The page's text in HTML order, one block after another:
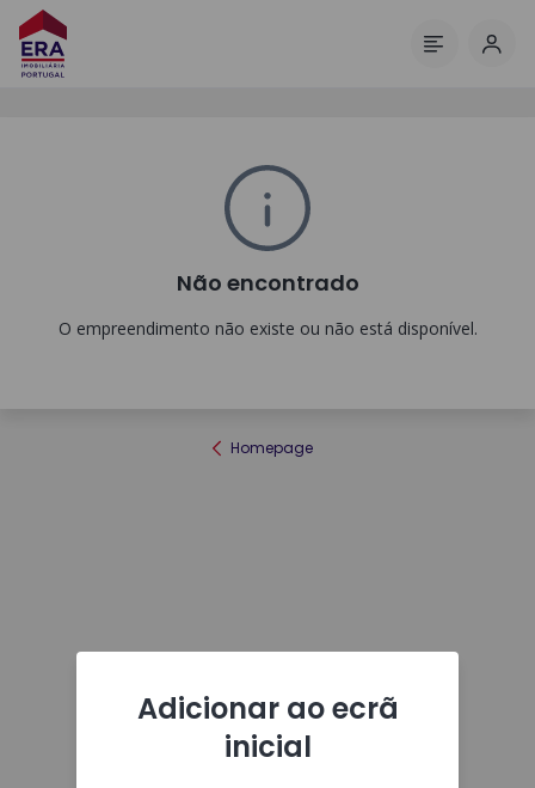
Não encontrado
O empreendimento não existe ou não está disponível.
Homepage
Adicionar ao ecrã
inicial